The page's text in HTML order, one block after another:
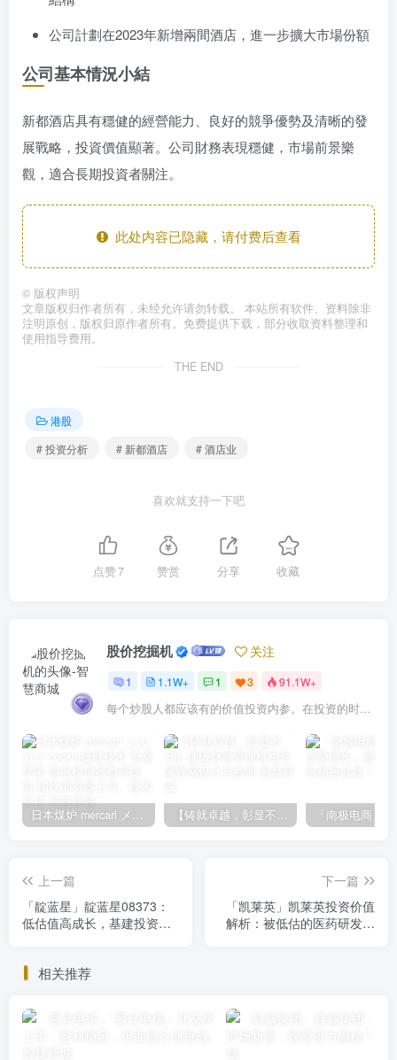
公司計劃在2023年新增兩間酒店，進一步擴大市場份額
公司基本情況小結
新都酒店具有穩健的經營能力、良好的競爭優勢及清晰的發
展戰略，投資價值顯著。公司財務表現穩健，市場前景樂
觀，適合長期投資者關注。
此处内容已隐藏，请付费后查看
© 版权声明
文章版权归作者所有，未经允许请勿转载。 本站所有软件、资料除非
注明原创，版权归原作者所有。免费提供下载，部分收取资料整理和
使用指导费用。
THE END
港股
# 投资分析
# 新都酒店 # 酒店业
喜欢就支持一下吧
点赞7 赞赏 分享 收藏
股价挖掘机 关注
1 1.1W+ 1 3 91.1W+
每个炒股人都应该有的价值投资内参。在投资的时候，我们把自己看成是企业分析师——而不是市场分析师，也不是宏观经济分析师，更不是证券分析师。
日本煤炉 mercari メルカリ cookie提取技术 安卓 苹果 雷电模拟器都可提取,指纹浏览器上号。技术支持 【铸就卓越，彰显不凡】顶级财富管理机构专属官网设计与咨询
上一篇
「靛蓝星」靛蓝星08373：
低估值高成长，基建投资风
下一篇
「凯莱英」凯莱英投资价值
解析：被低估的医药研发生
相关推荐